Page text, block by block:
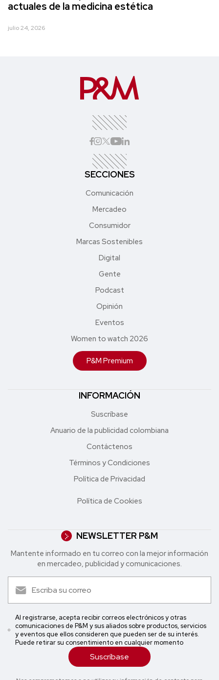
actuales de la medicina estética
julio 24, 2026
SECCIONES
Comunicación
Mercadeo
Consumidor
Marcas Sostenibles
Digital
Gente
Podcast
Opinión
Eventos
Women to watch 2026
P&M Premium
INFORMACIÓN
Suscríbase
Anuario de la publicidad colombiana
Contáctenos
Términos y Condiciones
Política de Privacidad
Política de Cookies
NEWSLETTER P&M
Mantente informado en tu correo con la mejor in formación
en mercadeo, publicidad y comunicaciones.
Al registrarse, acepta recibir correos electrónicos y otras
comunicaciones de P&M y sus aliados sobre productos, servicios
y eventos que ellos consideren que pueden ser de su interés.
Puede retirar su consentimiento en cualquier momento
Suscríbase